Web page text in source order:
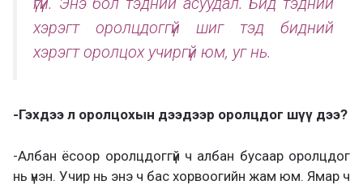
хэрэгт оролцдоггүй шиг тэд бидний
хэрэгт оролцох учиргүй юм, уг нь.
-Гэхдээ л оролцохын дээдээр оролцдог шүү дээ?
-Албан ёсоор оролцдоггүй ч албан бусаар оролцдог
нь үнэн. Учир нь энэ ч бас хорвоогийн жам юм. Ямар ч